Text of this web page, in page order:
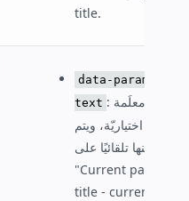
title.
data-param-
text : معلَمة
اختياريّة، ويتم
تعيينها تلقائيًا على:
"Current page
title - current